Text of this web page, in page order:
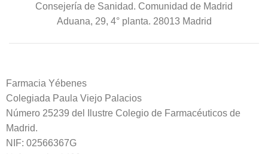
Consejería de Sanidad. Comunidad de Madrid
Aduana, 29, 4° planta. 28013 Madrid
Farmacia Yébenes
Colegiada Paula Viejo Palacios
Número 25239 del Ilustre Colegio de Farmacéuticos de
Madrid.
NIF: 02566367G